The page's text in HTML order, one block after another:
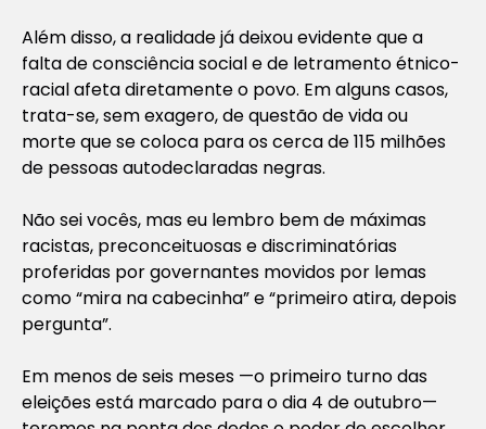
Além disso, a realidade já deixou evidente que a
falta de consciência social e de letramento étnico-
racial afeta diretamente o povo. Em alguns casos,
trata-se, sem exagero, de questão de vida ou
morte que se coloca para os cerca de 115 milhões
de pessoas autodeclaradas negras.
Não sei vocês, mas eu lembro bem de máximas
racistas, preconceituosas e discriminatórias
proferidas por governantes movidos por lemas
como “mira na cabecinha” e “primeiro atira, depois
pergunta”.
Em menos de seis meses —o primeiro turno das
eleições está marcado para o dia 4 de outubro—